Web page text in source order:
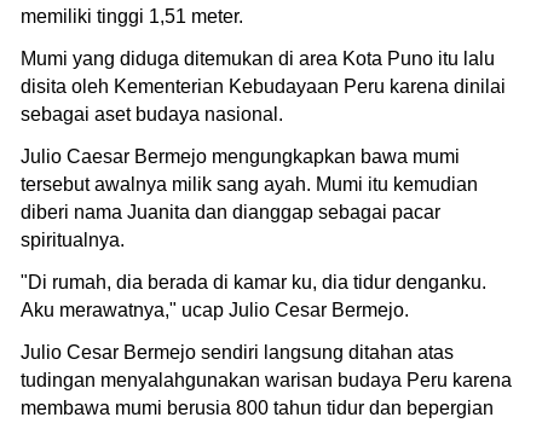
memiliki tinggi 1,51 meter.
Mumi yang diduga ditemukan di area Kota Puno itu lalu
disita oleh Kementerian Kebudayaan Peru karena dinilai
sebagai aset budaya nasional.
Julio Caesar Bermejo mengungkapkan bawa mumi
tersebut awalnya milik sang ayah. Mumi itu kemudian
diberi nama Juanita dan dianggap sebagai pacar
spiritualnya.
"Di rumah, dia berada di kamar ku, dia tidur denganku.
Aku merawatnya," ucap Julio Cesar Bermejo.
Julio Cesar Bermejo sendiri langsung ditahan atas
tudingan menyalahgunakan warisan budaya Peru karena
membawa mumi berusia 800 tahun tidur dan bepergian